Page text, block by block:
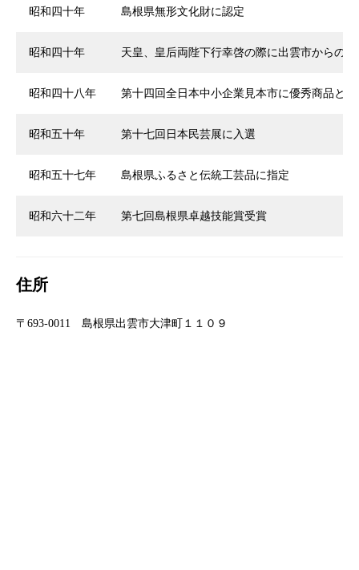
昭和四十年 島根県無形文化財に認定
昭和四十年 天皇、皇后両陛下行幸啓の際に出雲市からの
昭和四十八年 第十四回全日本中小企業見本市に優秀商品と選
昭和五十年 第十七回日本民芸展に入選
昭和五十七年 島根県ふるさと伝統工芸品に指定
昭和六十二年 第七回島根県卓越技能賞受賞
住所
〒693-0011 島根県出雲市大津町１１０９